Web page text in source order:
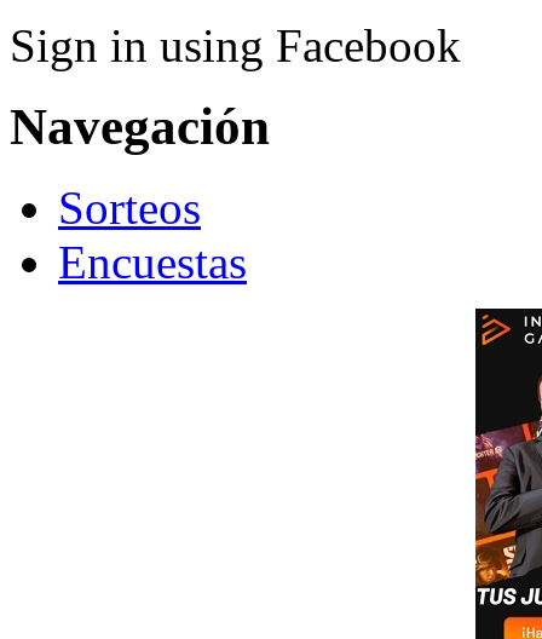
Sign in using Facebook
Navegación
Sorteos
Encuestas